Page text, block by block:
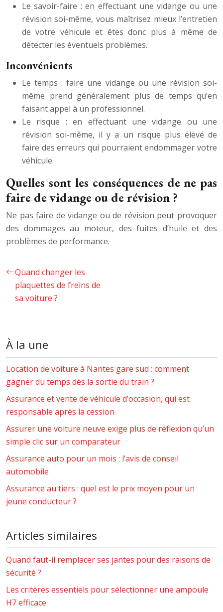
Le savoir-faire : en effectuant une vidange ou une
révision soi-même, vous maîtrisez mieux l’entretien
de votre véhicule et êtes donc plus à même de
détecter les éventuels problèmes.
Inconvénients
Le temps : faire une vidange ou une révision soi-
même prend généralement plus de temps qu’en
faisant appel à un professionnel.
Le risque : en effectuant une vidange ou une
révision soi-même, il y a un risque plus élevé de
faire des erreurs qui pourraient endommager votre
véhicule.
Quelles sont les conséquences de ne pas
faire de vidange ou de révision ?
Ne pas faire de vidange ou de révision peut provoquer
des dommages au moteur, des fuites d’huile et des
problèmes de performance.
Quand changer les
plaquettes de freins de
sa voiture ?
À la une
Location de voiture à Nantes gare sud : comment
gagner du temps dès la sortie du train ?
Assurance et vente de véhicule d’occasion, qui est
responsable après la cession
Assurer une voiture neuve exige plus de réflexion qu’un
simple clic sur un comparateur
Assurance auto pour un mois : l’avis de conseil
automobile
Assurance au tiers : quel est le prix moyen pour un
jeune conducteur ?
Articles similaires
Quand faut-il remplacer ses jantes pour des raisons de
sécurité ?
Les critères essentiels pour sélectionner une ampoule
H7 efficace